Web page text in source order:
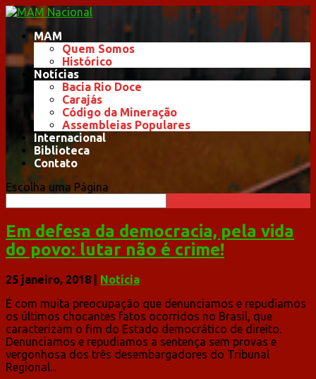
MAM
Quem Somos
Histórico
Notícias
Bacia Rio Doce
Carajás
Código da Mineração
Assembleias Populares
Internacional
Biblioteca
Contato
Escolha uma Página
Em defesa da democracia, pela vida
do povo: lutar não é crime!
25 janeiro, 2018
Notícia
É com muita preocupação que denunciamos e repudiamos
os últimos chocantes fatos ocorridos no Brasil, que
caracterizam o fim do Estado democrático de direito.
Denunciamos e repudiamos a sentença sem provas e
vergonhosa dos três desembargadores do Tribunal
Regional...